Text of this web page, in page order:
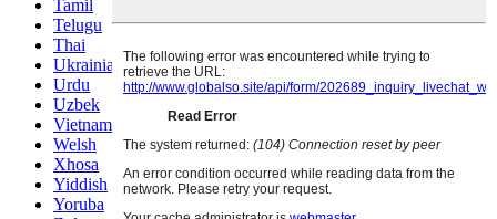
Tamil
Telugu
Thai
Ukrainian
Urdu
Uzbek
Vietnamese
Welsh
Xhosa
Yiddish
Yoruba